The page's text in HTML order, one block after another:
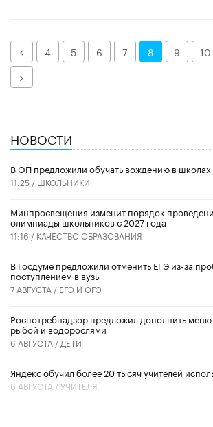
Назад
4 5 6 7 8 9 10
Далее
НОВОСТИ
В ОП предложили обучать вождению в школах
11:25 / ШКОЛЬНИКИ
Минпросвещения изменит порядок
олимпиады школьников с 2027 года
11:16 / КАЧЕСТВО ОБРАЗОВАНИЯ
В Госдуме предложили отменить ЕГЭ из-за
поступлением в вузы
7 АВГУСТА / ЕГЭ И ОГЭ
Роспотребнадзор предложил дополнить
рыбой и водорослями
6 АВГУСТА / ДЕТИ
​Яндекс обучил более 20 тысяч учителей
6 АВГУСТА /УЧИТЕЛЯ